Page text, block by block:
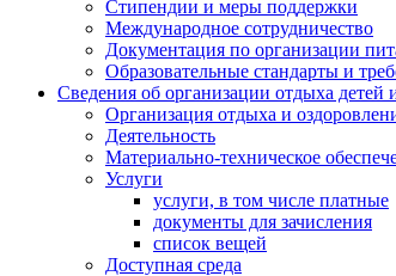
Стипендии и меры поддержки
Международное сотрудничество
Документация по организации
Образовательные стандарты и
Сведения об организации отдыха детей
Организация отдыха и
Деятельность
Материально-техническое
Услуги
услуги, в том числе платные
документы для зачисления
список вещей
Доступная среда